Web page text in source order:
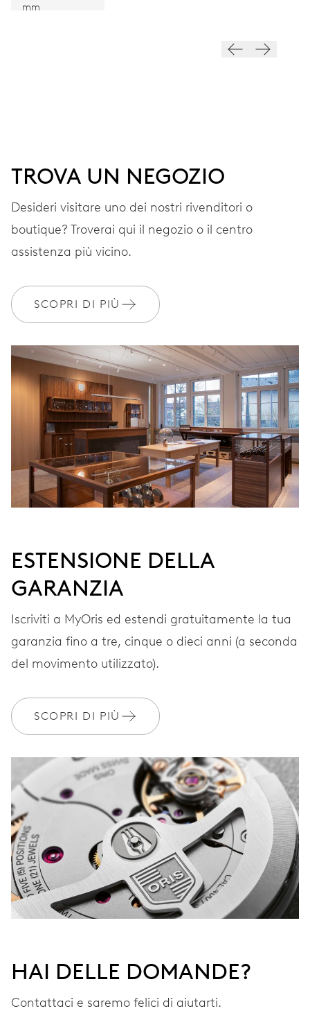
VIBRAZIONI
CINTURINO Pelle
EXTRAS
riserva di carica non lineare
brevettato da Oris in grado
di fornire indicazioni con
precisione sempre
maggiore man mano che si
avvicina il momento di
ricaricare. L'orologio viene
proposto in uno speciale
cofanetto di legno con
manuale.
GARANZIA 2 anni
Iscriviti a MyOris e ottieni l'estensione gratuita della garanzia a 5
anni
MYORIS
mm
TROVA UN NEGOZIO
Desideri visitare uno dei nostri rivenditori o
boutique? Troverai qui il negozio o il centro
assistenza più vicino.
SCOPRI DI PIÙ
ESTENSIONE DELLA
GARANZIA
Iscriviti a MyOris ed estendi gratuitamente la tua
garanzia fino a tre, cinque o dieci anni (a seconda
del movimento utilizzato).
SCOPRI DI PIÙ
HAI DELLE DOMANDE?
Contattaci e saremo felici di aiutarti.